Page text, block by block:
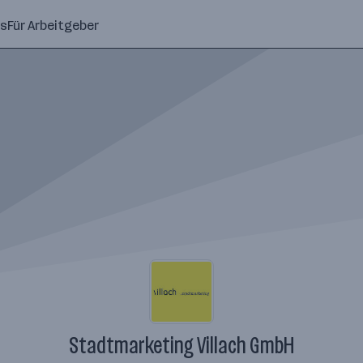
Für Arbeitgeber
Stadtmarketing Villach GmbH